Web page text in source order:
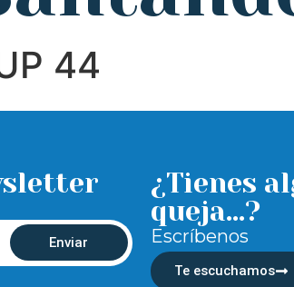
44
Enviar
¿Tienes
queja...?
Escríbenos
Te escuchamos